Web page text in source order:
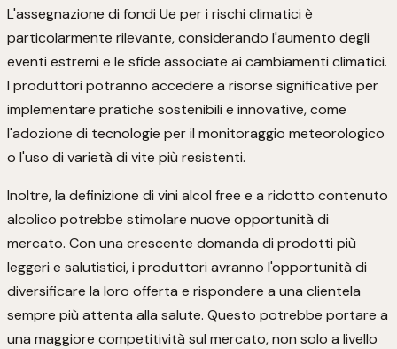
L'assegnazione di fondi Ue per i rischi climatici è
particolarmente rilevante, considerando l'aumento degli
eventi estremi e le sfide associate ai cambiamenti climatici.
I produttori potranno accedere a risorse significative per
implementare pratiche sostenibili e innovative, come
l'adozione di tecnologie per il monitoraggio meteorologico
o l'uso di varietà di vite più resistenti.
Inoltre, la definizione di vini alcol free e a ridotto contenuto
alcolico potrebbe stimolare nuove opportunità di
mercato. Con una crescente domanda di prodotti più
leggeri e salutistici, i produttori avranno l'opportunità di
diversificare la loro offerta e rispondere a una clientela
sempre più attenta alla salute. Questo potrebbe portare a
una maggiore competitività sul mercato, non solo a livello